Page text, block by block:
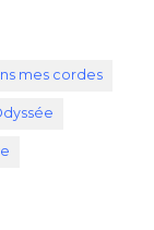
mes cordes